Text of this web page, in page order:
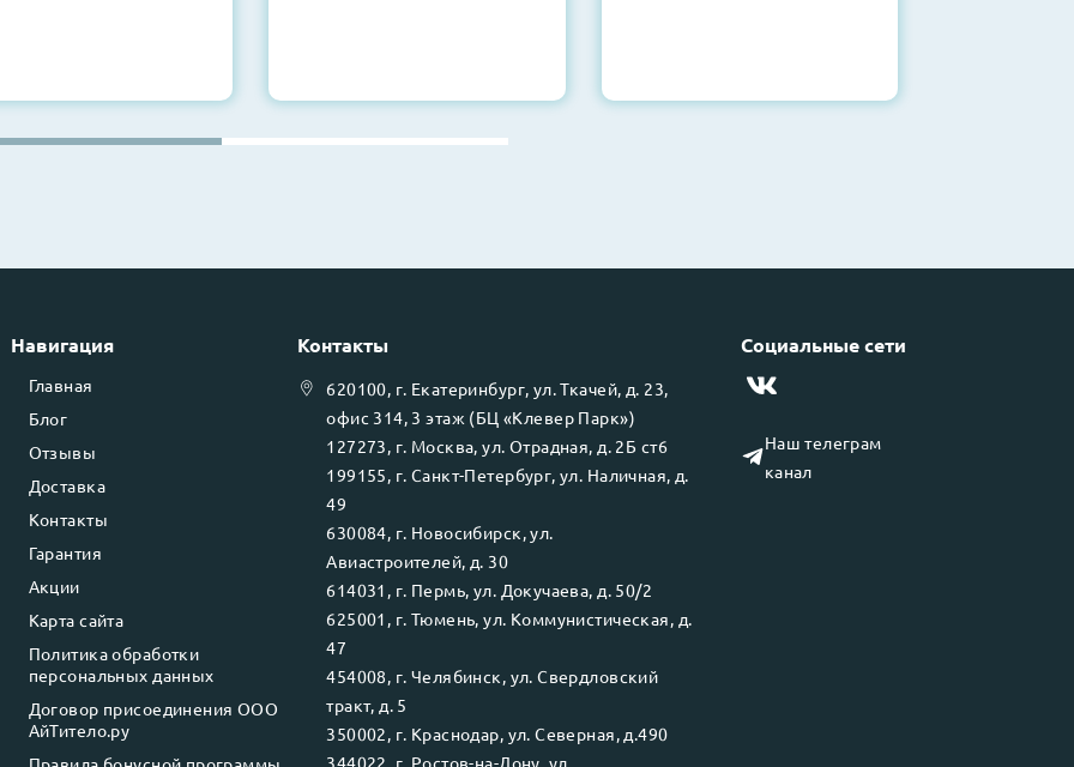
Навигация
Главная
Блог
Отзывы
Доставка
Контакты
Гарантия
Акции
Карта сайта
Политика обработки
персональных данных
Договор присоединения ООО
АйТитело.ру
Контакты
620100, г. Екатеринбург, ул.Ткачей, д. 23,
офис 314, 3 этаж (БЦ «Клевер Парк»)
127273, г. Москва, ул. Отрадная, д. 2Б ст6
199155, г. Санкт-Петербург, ул. Наличная, д.
49
630084, г. Новосибирск, ул.
Авиастроителей, д. 30
614031 , г. Пермь, ул. Докучаева, д. 50/2
625001 , г. Тюмень, ул. Коммунистическая, д.
47
454008, г. Челябинск, ул.Свердловский
тракт, д. 5
350002, г. Краснодар, ул.Северная, д.490
344022 , г. Ростов-на-Дону , ул.
Социальные сети
Наш телеграм
канал